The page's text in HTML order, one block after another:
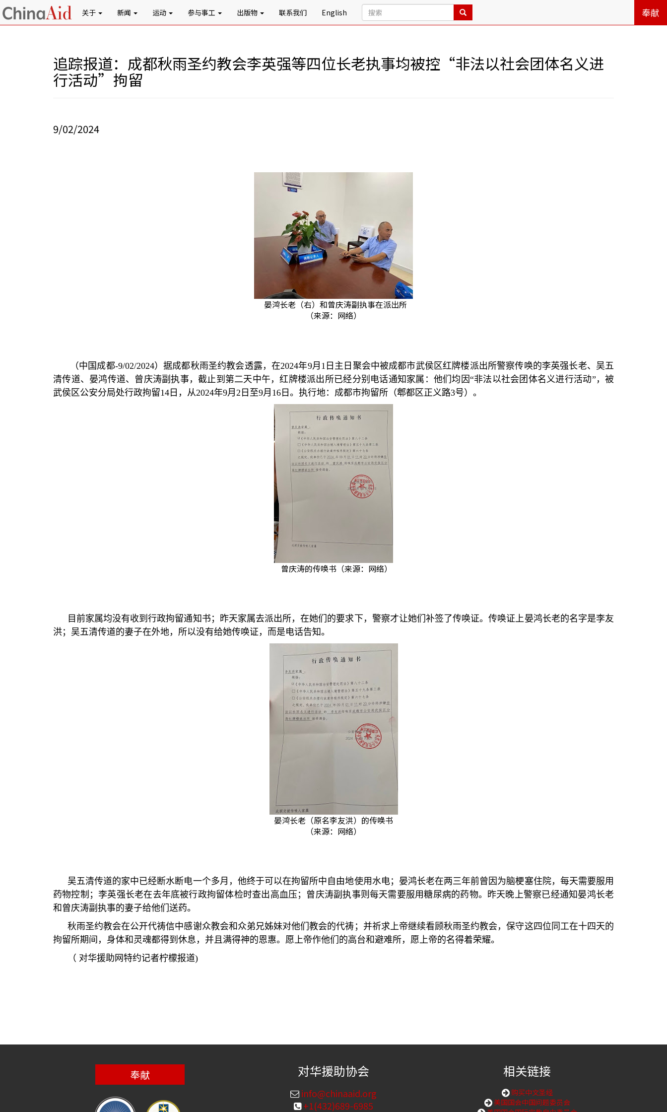
关于 新闻 运动 参与事工 出版物 联系我们 English 奉献
追踪报道：成都秋雨圣约教会李英强等四位长老执事均被控“非法以社会团体名义进
行活动”拘留
9/02/2024
晏鸿长老（右）和曾庆涛副执事在派出所
（来源：网络）
（中国成都-9/02/2024）据成都秋雨圣约教会透露，在2024年9月 1 日主日聚会中被成都市武侯区红牌楼派出所警察传唤的李英强长老、吴五
清传道、晏鸿传道、曾庆涛副执事，截止到第二天中午，红牌楼派出所已经分别电话通知家属：他们均因“非法以社会团体名义进行活动” ，被
武侯区公安分局处行政拘留14 日，从2024年9月 2 日至9月 16 日。执行地：成都市拘留所（郫都区正义路3号）。
曾庆涛的传唤书（来源：网络）
目前家属均没有收到行政拘留通知书；昨天家属去派出所，在她们的要求下，警察才让她们补签了传唤证。传唤证上晏鸿长老的名字是李友
洪；吴五清传道的妻子在外地，所以没有给她传唤证，而是电话告知。
晏鸿长老（原名李友洪）的传唤书
（来源：网络）
吴五清传道的家中已经断水断电一个多月，他终于可以在拘留所中自由地使用水电；晏鸿长老在两三年前曾因为脑梗塞住院，每天需要服用
药物控制；李英强长老在去年底被行政拘留体检时查出高血压；曾庆涛副执事则每天需要服用糖尿病的药物。昨天晚上警察已经通知晏鸿长老
和曾庆涛副执事的妻子给他们送药。
秋雨圣约教会在公开代祷信中感谢众教会和众弟兄姊妹对他们教会的代祷；并祈求上帝继续看顾秋雨圣约教会，保守这四位同工在十四天的
拘留所期间，身体和灵魂都得到休息，并且满得神的恩惠。愿上帝作他们的高台和避难所，愿上帝的名得着荣耀。
（ 对华援助网特约记者柠檬报道)
奉献 对华援助协会
info@chinaaid.org
+1(432)689-6985
相关链接
购买中文圣经
美国国会中国问题委员会